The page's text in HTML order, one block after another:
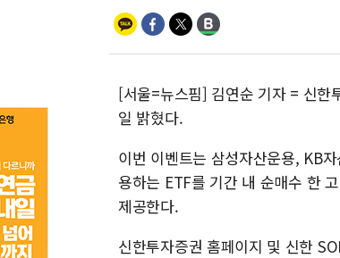
[서울=뉴스핌] 김연순 기자 = 신한
일 밝혔다.
이번 이벤트는 삼성자산운용, KB
용하는 ETF를 기간 내 순매수 한
제공한다.
신한투자증권 홈페이지 및 신한